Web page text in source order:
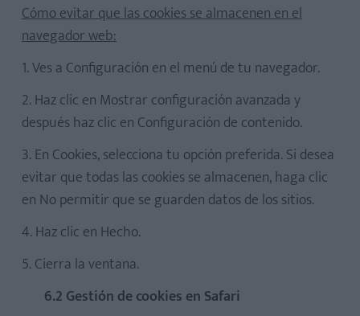
Cómo evitar que las cookies se almacenen en el
navegador web:
1. Ves a Configuración en el menú de tu navegador.
2. Haz clic en Mostrar configuración avanzada y
después haz clic en Configuración de contenido.
3. En Cookies, selecciona tu opción preferida. Si desea
evitar que todas las cookies se almacenen, haga clic
en No permitir que se guarden datos de los sitios.
4. Haz clic en Hecho.
5. Cierra la ventana.
6.2 Gestión de cookies en Safari